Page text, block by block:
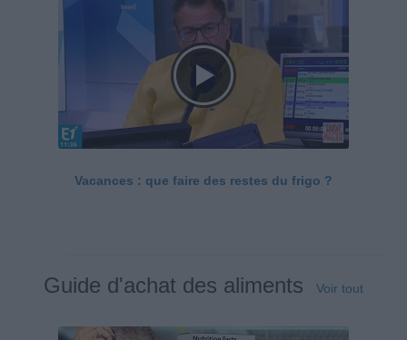
Vacances : que faire des restes du frigo ?
Guide d'achat des aliments Voir tout